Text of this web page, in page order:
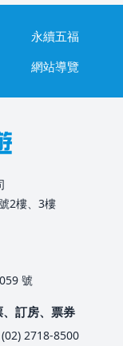
永續五福
網站導覽
2樓、3樓
號
、訂房、票券
2718-8500